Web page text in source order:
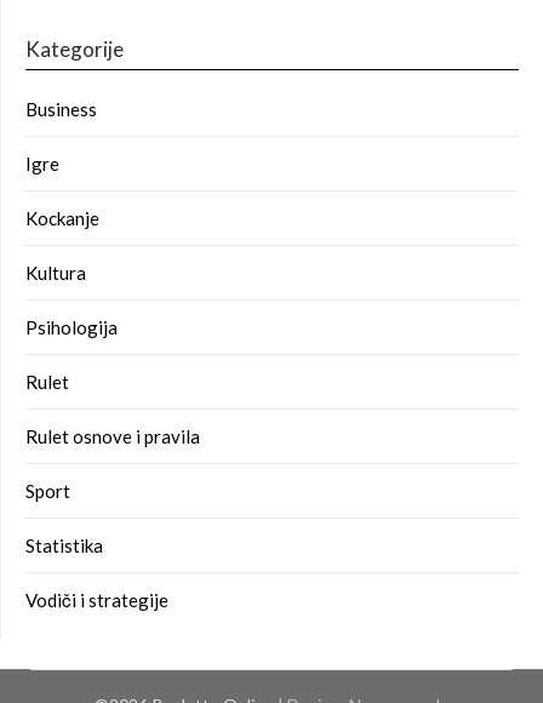
Kategorije
Business
Igre
Kockanje
Kultura
Psihologija
Rulet
Rulet osnove i pravila
Sport
Statistika
Vodiči i strategije